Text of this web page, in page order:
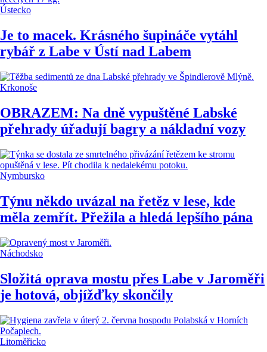
Ústecko
Je to macek. Krásného šupináče vytáhl
rybář z Labe v Ústí nad Labem
Krkonoše
OBRAZEM: Na dně vypuštěné Labské
přehrady úřadují bagry a nákladní vozy
Nymbursko
Týnu někdo uvázal na řetěz v lese, kde
měla zemřít. Přežila a hledá lepšího pána
Náchodsko
Složitá oprava mostu přes Labe v Jaroměři
je hotová, objížďky skončily
Litoměřicko